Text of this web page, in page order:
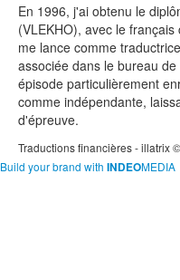
En 1996, j'ai obtenu le
(VLEKHO), avec le
me lance comme
associée dans le bureau
épisode particulièrement
comme indépendante,
d'épreuve.
Traductions financières - illatrix
Build your brand with INDEOMEDIA